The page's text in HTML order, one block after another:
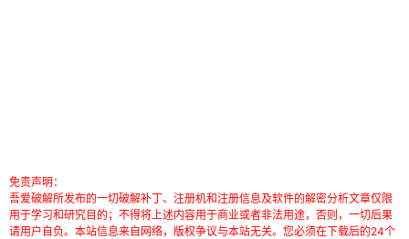
免责声明：
吾爱破解所发布的一切破解补丁、注册机和注册信息及软件的解密分析文章仅限
用于学习和研究目的；不得将上述内容用于商业或者非法用途，否则，一切后果
请用户自负。本站信息来自网络，版权争议与本站无关。您必须在下载后的24个